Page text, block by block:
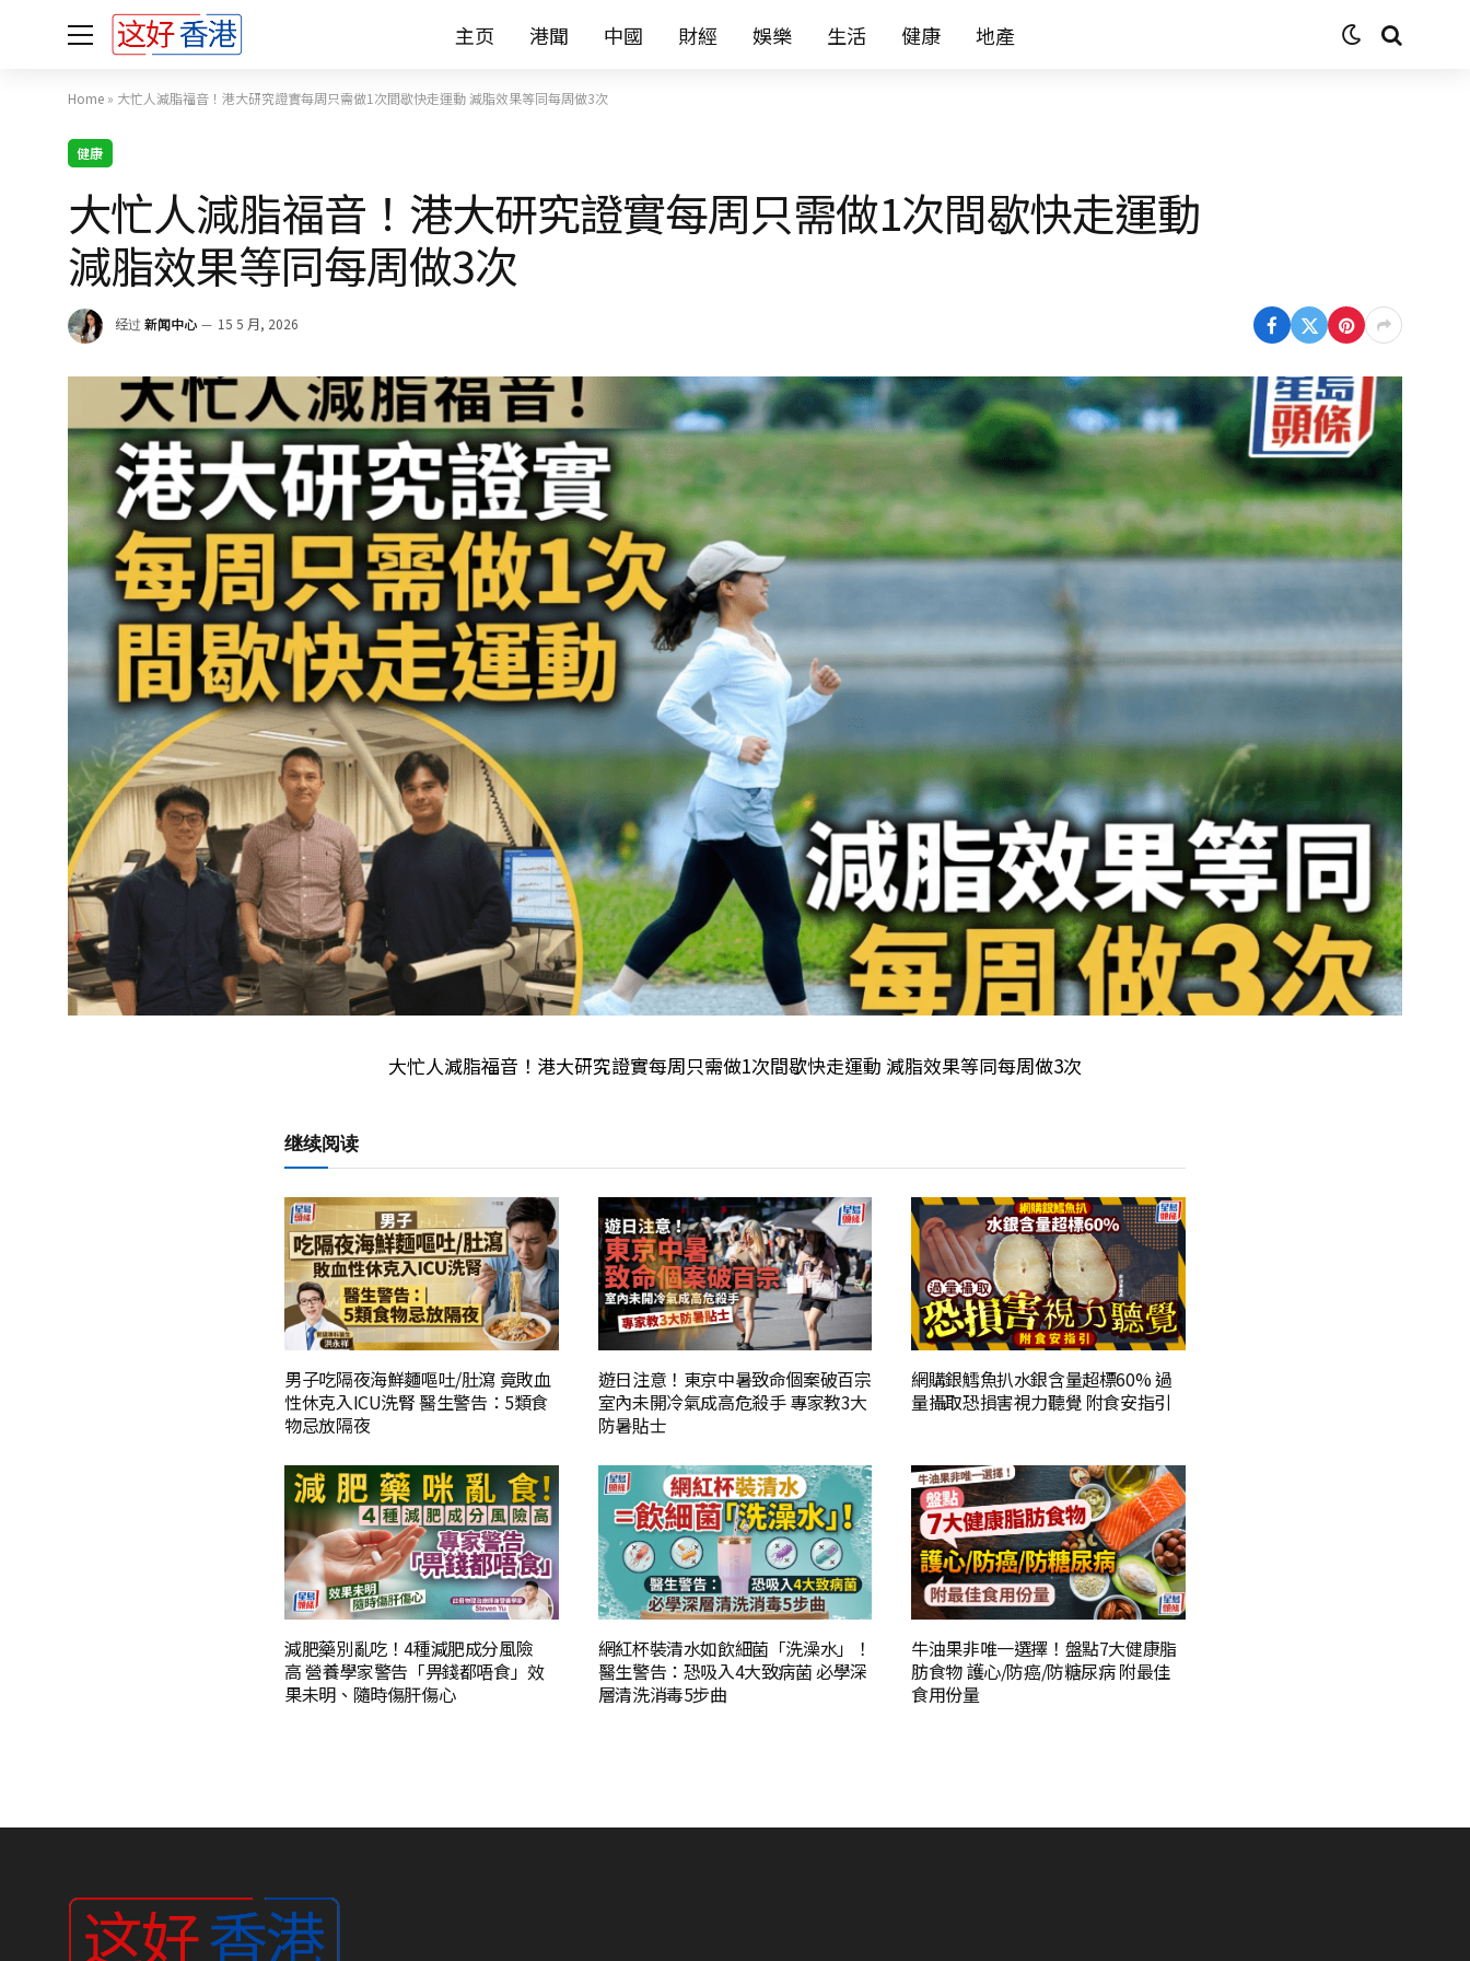
主页 港聞 中國 財經 娛樂 生活 健康 地產
Home » 大忙人減脂福音！港大研究證實每周只需做1次間歇快走運動 減脂效果等同每周做3次
健康
大忙人減脂福音！港大研究證實每周只需做1次間歇快走運動
減脂效果等同每周做3次
经过 新闻中心 15 5 月, 2026
大忙人減脂福音！港大研究證實每周只需做1次間歇快走運動 減脂效果等同每周做3次
继续阅读
男子吃隔夜海鮮麵嘔吐/肚瀉 竟敗血
性休克入ICU洗腎 醫生警告：5類食
物忌放隔夜
遊日注意！東京中暑致命個案破百宗
室內未開冷氣成高危殺手 專家教3大
防暑貼士
網購銀鱈魚扒水銀含量超標60% 過
量攝取恐損害視力聽覺 附食安指引
減肥藥別亂吃！4種減肥成分風險
高 營養學家警告「畀錢都唔食」效
果未明、隨時傷肝傷心
網紅杯裝清水如飲細菌「洗澡水」！
醫生警告：恐吸入4大致病菌 必學深
層清洗消毒5步曲
牛油果非唯一選擇！盤點7大健康脂
肪食物 護心/防癌/防糖尿病 附最佳
食用份量